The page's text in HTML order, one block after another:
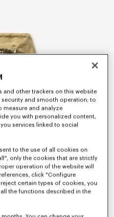
and other trackers on this website
security and smooth operation; to
measure and analyze
you with personalized content,
services linked to social
to the use of all cookies on
only the cookies that are strictly
operation of the website will
click "Configure
certain types of cookies, you
the functions described in the